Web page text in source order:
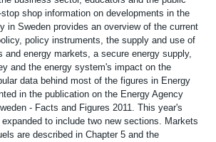
shop informatio­n on developmen­ts in the
in Sweden provides an overview of the current
policy instrument­s, the supply and use of
and energy markets, a secure energy supply,
and the energy system's impact on the
data behind most of the figures in Energy
in the publicatio­n on the Energy Agency
- Facts and Figures 2011. This year's
to include two new sections. Markets
are described in Chapter 5 and the